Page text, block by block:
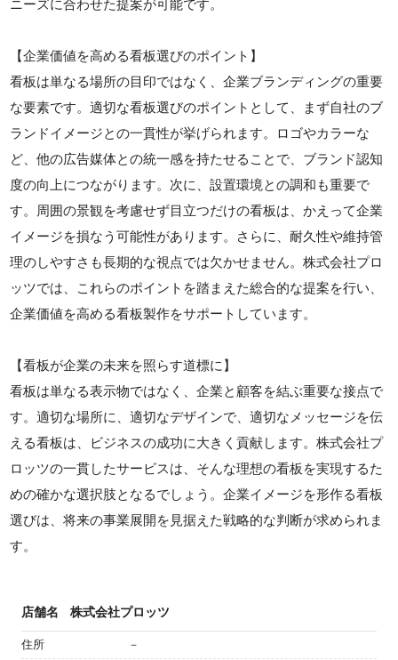
ニーズに合わせた提案が可能です。
【企業価値を高める看板選びのポイント】
看板は単なる場所の目印ではなく、企業ブランディングの重要
な要素です。適切な看板選びのポイントとして、まず自社のブ
ランドイメージとの一貫性が挙げられます。ロゴやカラーな
ど、他の広告媒体との統一感を持たせることで、ブランド認知
度の向上につながります。次に、設置環境との調和も重要で
す。周囲の景観を考慮せず目立つだけの看板は、かえって企業
イメージを損なう可能性があります。さらに、耐久性や維持管
理のしやすさも長期的な視点では欠かせません。株式会社プロ
ッツでは、これらのポイントを踏まえた総合的な提案を行い、
企業価値を高める看板製作をサポートしています。
【看板が企業の未来を照らす道標に】
看板は単なる表示物ではなく、企業と顧客を結ぶ重要な接点で
す。適切な場所に、適切なデザインで、適切なメッセージを伝
える看板は、ビジネスの成功に大きく貢献します。株式会社プ
ロッツの一貫したサービスは、そんな理想の看板を実現するた
めの確かな選択肢となるでしょう。企業イメージを形作る看板
選びは、将来の事業展開を見据えた戦略的な判断が求められま
す。
店舗名 株式会社プロッツ
住所 －